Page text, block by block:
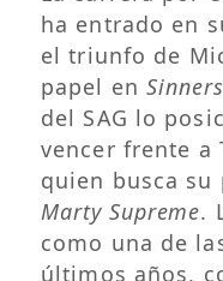
ha entrado en
el triunfo de
papel enSinners
del SAG lo
vencer frente a
quien busca
Marty Supreme.
como una de
últimos años,